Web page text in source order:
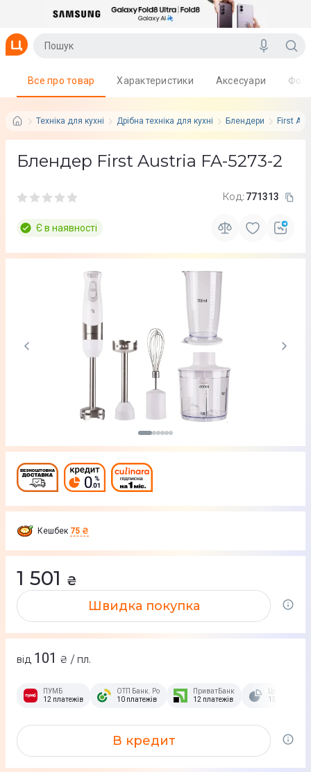
Техніка для кухні Дрібна техніка для кухні Блендери First
Все про товар Характеристики Аксесуари
Блендер First Austria FA-5273-2
Код: 771313
Є в наявності
Кешбек 75 ₴
1 501 ₴
Швидка покупка
від 101 ₴ / пл.
ПУМБ
12 платежів
ОТП Банк. Розстрочка Скибочка.
10 платежів
ПриватБанк
12 платежів
15 платежів
В кредит